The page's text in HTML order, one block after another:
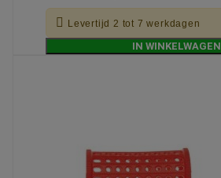
 Levertijd 2 tot 7 werkdagen
IN WINKELWAGEN